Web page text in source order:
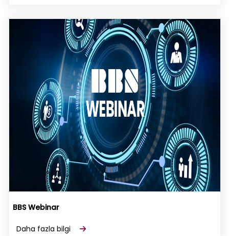
BBS Webinar
Daha fazla bilgi